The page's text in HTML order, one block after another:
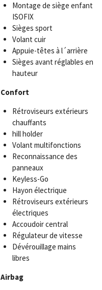
Montage de siège enfant
ISOFIX
Sièges sport
Volant cuir
Appuie-têtes à l´arrière
Sièges avant réglables en
hauteur
Confort
Rétroviseurs extérieurs
chauffants
hill holder
Volant multifonctions
Reconnaissance des
panneaux
Keyless-Go
Hayon électrique
Rétroviseurs extérieurs
électriques
Accoudoir central
Régulateur de vitesse
Dévérouillage mains
libres
Airbag